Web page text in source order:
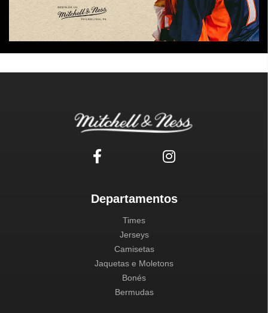
Departamentos
Times
Jerseys
Camisetas
Jaquetas e Moletons
Bonés
Bermudas